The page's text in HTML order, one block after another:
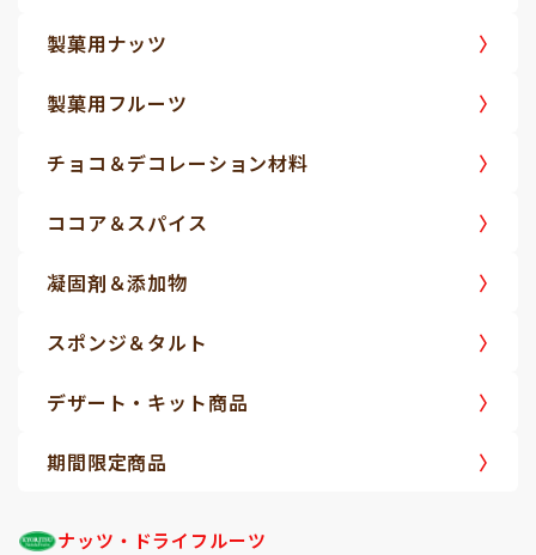
製菓用ナッツ
製菓用フルーツ
チョコ＆デコレーション材料
ココア＆スパイス
凝固剤＆添加物
スポンジ＆タルト
デザート・キット商品
期間限定商品
ナッツ・ドライフルーツ